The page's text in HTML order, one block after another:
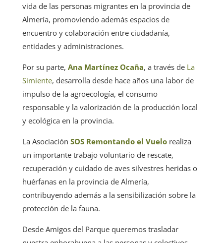
vida de las personas migrantes en la provincia de
Almería, promoviendo además espacios de
encuentro y colaboración entre ciudadanía,
entidades y administraciones.
Por su parte, Ana Martínez Ocaña, a través de La
Simiente, desarrolla desde hace años una labor de
impulso de la agroecología, el consumo
responsable y la valorización de la producción local
y ecológica en la provincia.
La Asociación SOS Remontando el Vuelorealiza
un importante trabajo voluntario de rescate,
recuperación y cuidado de aves silvestres heridas o
huérfanas en la provincia de Almería,
contribuyendo además a la sensibilización sobre la
protección de la fauna.
Desde Amigos del Parque queremos trasladar